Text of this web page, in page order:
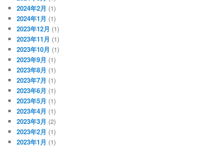
2024年2月 (1)
2024年1月 (1)
2023年12月 (1)
2023年11月 (1)
2023年10月 (1)
2023年9月 (1)
2023年8月 (1)
2023年7月 (1)
2023年6月 (1)
2023年5月 (1)
2023年4月 (1)
2023年3月 (2)
2023年2月 (1)
2023年1月 (1)